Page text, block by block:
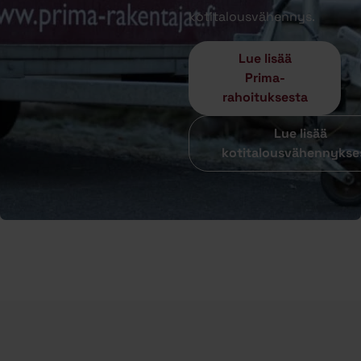
kotitalousvähennys.
Lue lisää
Prima-
rahoituksesta
Lue lisää